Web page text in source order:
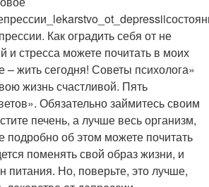
Как оградить себя от не
и стресса можете почитать в моих
– жить сегодня! Советы психолога»
жизнь счастливой. Пять
Обязательно займитесь своим
печень, а лучше весь организм,
подробно об этом можете почитать
поменять свой образ жизни, и
питания. Но, поверьте, это лучше,